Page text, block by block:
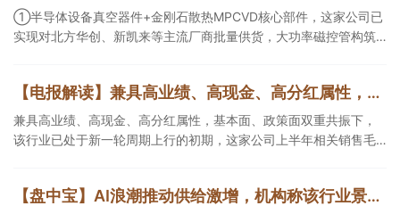
①半导体设备真空器件+金刚石散热MPCVD核心部件，这家公司已
实现对北方华创、新凯来等主流厂商批量供货，大功率磁控管构筑
【电报解读】兼具高业绩、高现金、高分红属性，基本面、政策面双重共振下，该行业已处于新一轮周期上行的初期，这家公司上半年相关销售毛利逼近20亿元
兼具高业绩、高现金、高分红属性，基本面、政策面双重共振下，
该行业已处于新一轮周期上行的初期，这家公司上半年相关销售毛
【盘中宝】AI浪潮推动供给激增，机构称该行业景气度持续，当前估值低具备较高配置性价比，这家企业重点产品即将发布